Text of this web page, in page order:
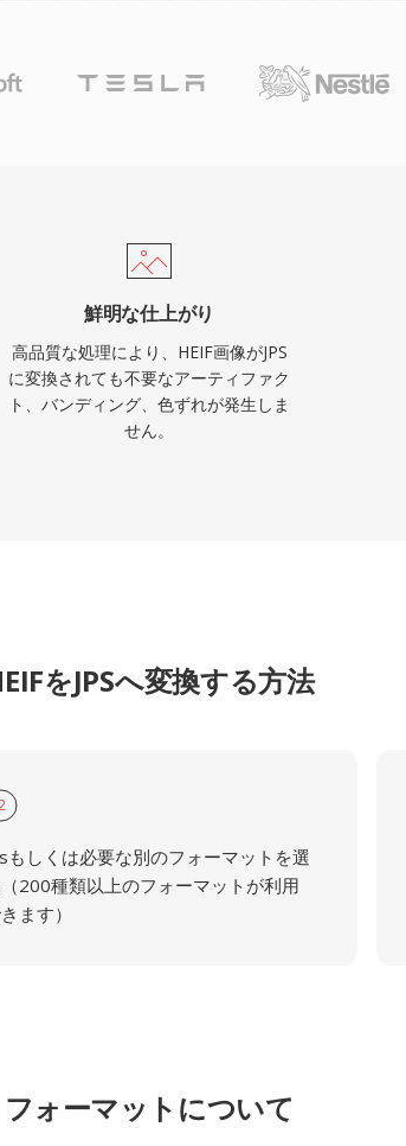
鮮明な仕上がり
高品質な処理により、HEIF画像がJPS
に変換されても不要なアーティファク
ト、バンディング、色ずれが発生しま
せん。
をJPSへ変換する方法
もしくは必要な別のフォーマットを選
200種類以上のフォーマットが利用
ます）
フォーマットについて